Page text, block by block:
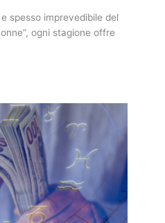
spesso imprevedibile del
ogni stagione offre